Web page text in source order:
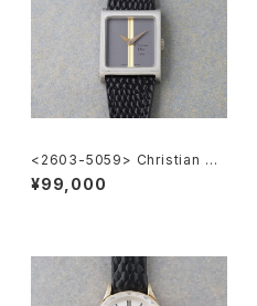
<2603-5059> Christian Di
or
¥99,000